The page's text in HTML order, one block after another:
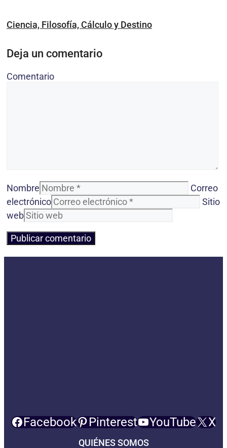
Ciencia, Filosofía, Cálculo y Destino
Deja un comentario
Comentario
Nombre
Correo
electrónico
Sitio
web
Facebook Pinterest YouTube X
QUIÉNES SOMOS